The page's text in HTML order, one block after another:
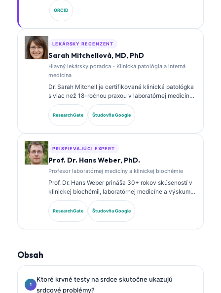
medicínskou presnosťou proprietárnej neurónovej
siete. Dr. Klein publikoval rozsiahle práce o
interpretácii biomarkerov a laboratórnej diagnostike v
oblasti laboratórnej medicíny.
ORCID
LEKÁRSKY RECENZENT
Sarah Mitchellová, MD, PhD
Hlavný lekársky poradca - Klinická patológia a interná
medicína
Dr. Sarah Mitchell je certifikovaná klinická patológka
s viac než 18-ročnou praxou v laboratórnej medicíne
a diagnostickej analýze. Má špecializované
certifikácie v klinickej biochémii a rozsiahle
publikovala o paneloch biomarkerov a laboratórnej
ResearchGate Študovňa Google
PRISPIEVAJÚCI EXPERT
Prof. Dr. Hans Weber, PhD.
Profesor laboratórnej medicíny a klinickej biochémie
Prof. Dr. Hans Weber prináša 30+ rokov skúseností v
klinickej biochémii, laboratórnej medicíne a výskume
biomarkerov. Bývalý prezident Nemeckej spoločnosti
pre klinickú biochémiu, špecializuje sa na analýzu
diagnostických panelov, štandardizáciu biomarkerov
ResearchGate Študovňa Google
Obsah
Ktoré krvné testy na srdce skutočne ukazujú
srdcové problémy?